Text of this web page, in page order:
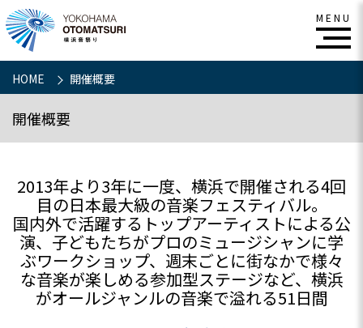
HOME 開催概要
開催概要
2013年より3年に一度、横浜で開催される4回
目の日本最大級の音楽フェスティバル。
国内外で活躍するトップアーティストによる公
演、子どもたちがプロのミュージシャンに学
ぶワークショップ、週末ごとに街なかで様々
な音楽が楽しめる参加型ステージなど、横浜
がオールジャンルの音楽で溢れる51日間